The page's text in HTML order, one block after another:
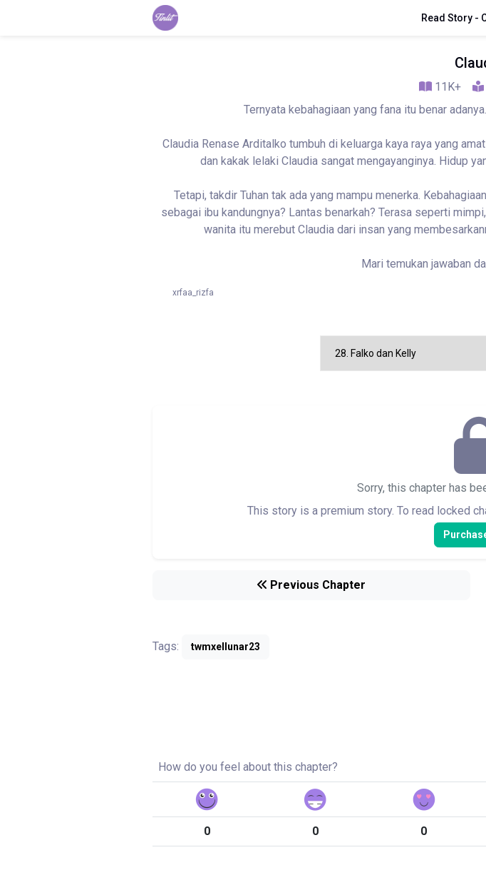
Read Story -
11K+
Ternyata kebahagiaan yang fana itu benar
Claudia Renase Arditalko tumbuh di keluarga kaya raya yang
dan kakak lelaki Claudia sangat mengayanginya. Hidup
Tetapi, takdir Tuhan tak ada yang mampu menerka.
sebagai ibu kandungnya? Lantas benarkah? Terasa seperti
wanita itu merebut Claudia dari insan yang
Mari temukan jawaban
xrfaa_rizfa
Sorry, this chapter has
This story is a premium story. To read locked
Previous Chapter
Tags: twmxellunar23
How do you feel about this chapter?
0 0 0